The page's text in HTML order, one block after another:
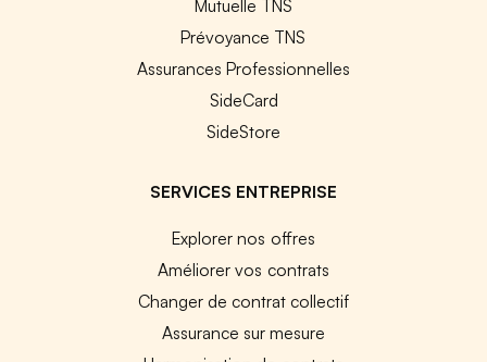
Mutuelle TNS
Prévoyance TNS
Assurances Professionnelles
SideCard
SideStore
SERVICES ENTREPRISE
Explorer nos offres
Améliorer vos contrats
Changer de contrat collectif
Assurance sur mesure